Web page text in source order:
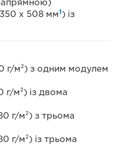
x 508 мм1) із
г/м²) з одним модулем
м²) із двома
г/м²) з трьома
г/м²) із трьома